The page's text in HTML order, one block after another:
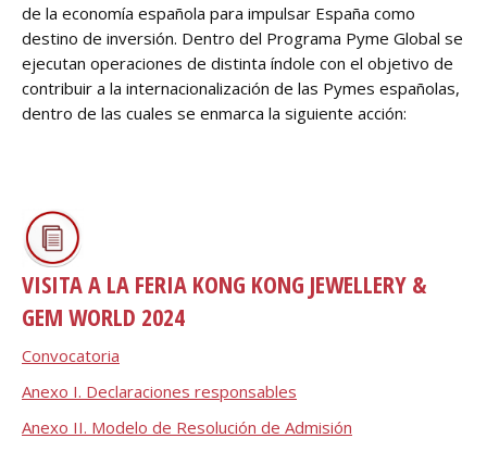
de la economía española para impulsar España como
destino de inversión. Dentro del Programa Pyme Global se
ejecutan operaciones de distinta índole con el objetivo de
contribuir a la internacionalización de las Pymes españolas,
dentro de las cuales se enmarca la siguiente acción:
VISITA A LA FERIA KONG KONG JEWELLERY &
GEM WORLD 2024
Convocatoria
Anexo I. Declaraciones responsables
Anexo II. Modelo de Resolución de Admisión